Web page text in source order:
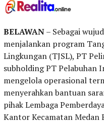
BELAWAN– Sebagai
menjalankan program
Lingkungan (TJSL), PT
subholding PT Pelabuhan
mengelola operasional
menyerahkan bantuan
pihak Lembaga
Kantor Kecamatan Medan